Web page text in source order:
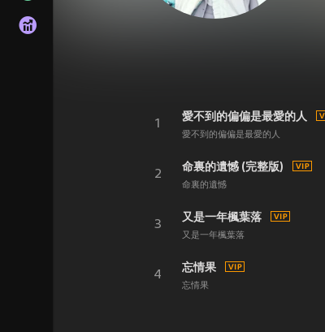
1
愛不到的偏偏是最愛的人
愛不到的偏偏是最愛的人
2
命裏的遺憾 (完整版)
命裏的遺憾
3
又是一年楓葉落
又是一年楓葉落
4
忘情果
忘情果